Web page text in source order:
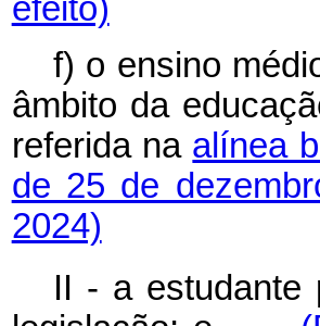
efeito)
f) o ensino
âmbito da
referida na alínea
de 25 de
2024)
II - a estudante